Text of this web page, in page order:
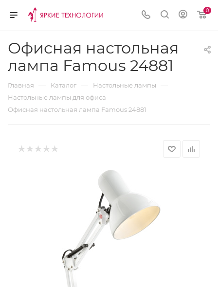
0
Офисная настольная
лампа Famous 24881
Главная — Каталог — Настольные лампы —
Настольные лампы для офиса —
Офисная настольная лампа Famous 24881